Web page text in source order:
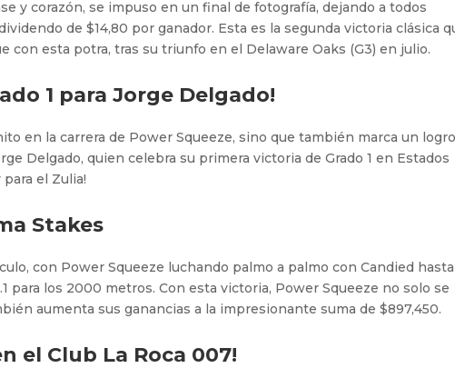
y corazón, se impuso en un final de fotografía, dejando a todos
de $14,80 por ganador. Esta es la segunda victoria clásica
con esta potra, tras su triunfo en el Delaware Oaks (G3) en julio.
1 para Jorge Delgado!
en la carrera de Power Squeeze, sino que también marca un
Delgado, quien celebra su primera victoria de Grado 1 en Estados
el Zulia!
Stakes
con Power Squeeze luchando palmo a palmo con Candied hasta
para los 2000 metros. Con esta victoria, Power Squeeze no solo se
aumenta sus ganancias a la impresionante suma de $897,450.
el Club La Roca 007!